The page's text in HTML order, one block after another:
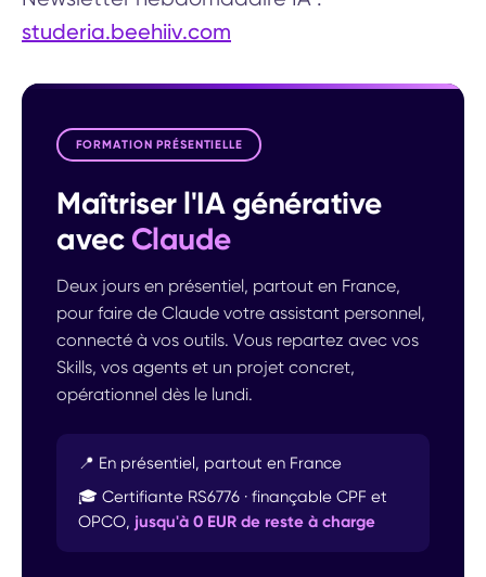
studeria.beehiiv.com
FORMATION PRÉSENTIELLE
Maîtriser l'IA générative
avec Claude
Deux jours en présentiel, partout en France,
pour faire de Claude votre assistant personnel,
connecté à vos outils. Vous repartez avec vos
Skills, vos agents et un projet concret,
opérationnel dès le lundi.
📍 En présentiel, partout en France
🎓 Certifiante RS6776 · finançable CPF et
OPCO, jusqu'à 0 EUR de reste à charge